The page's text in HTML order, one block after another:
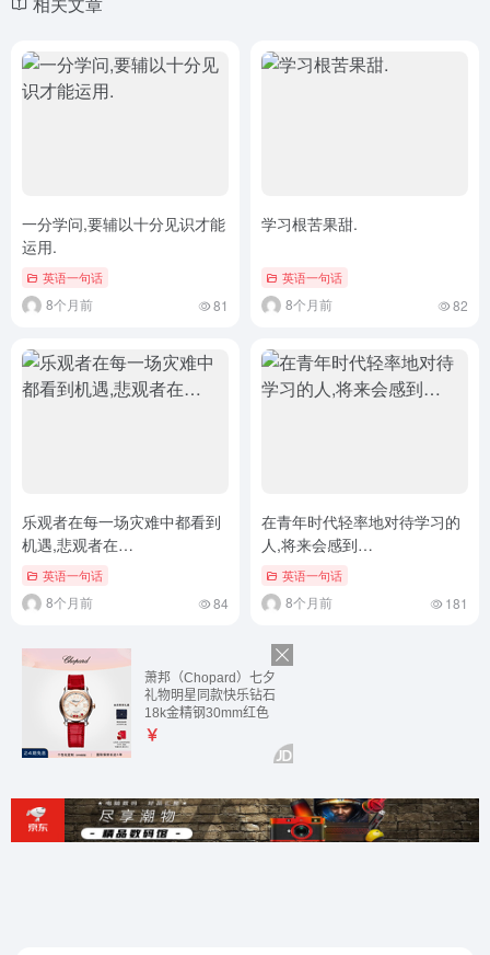
一分学问,要辅以十分见识才能
运用.
英语一句话
8个月前 81
学习根苦果甜.
英语一句话
8个月前 82
乐观者在每一场灾难中都看到
机遇,悲观者在…
英语一句话
8个月前 84
在青年时代轻率地对待学习的
人,将来会感到…
英语一句话
8个月前 181